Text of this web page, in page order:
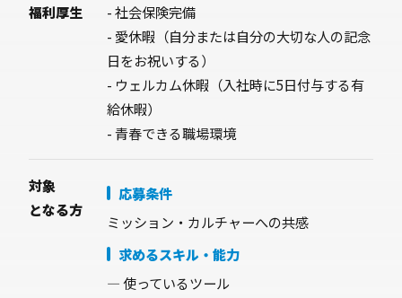
福利厚生
- 社会保険完備
- 愛休暇（自分または自分の大切な人の記念
日をお祝いする）
- ウェルカム休暇（入社時に5日付与する有
給休暇）
- 青春できる職場環境
対象
となる方
応募条件
ミッション・カルチャーへの共感
求めるスキル・能力
— 使っているツール